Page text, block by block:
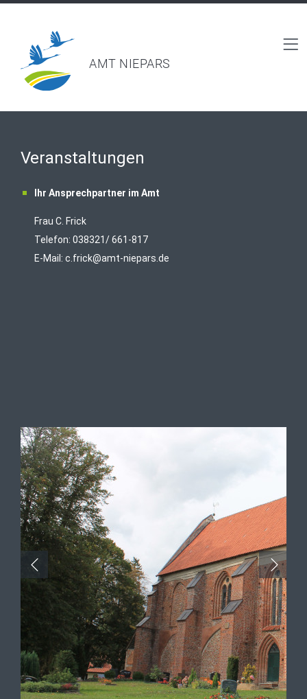
AMT NIEPARS
Veranstaltungen
Ihr Ansprechpartner im Amt
Frau C. Frick
Telefon: 038321/ 661-817
E-Mail: c.frick@amt-niepars.de